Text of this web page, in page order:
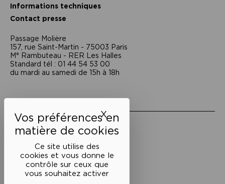
Ce site utilise des
cookies et vous donne le
contrôle sur ceux que
vous souhaitez activer
XMasquer le bandeau des
Informations techniques
Contact presse
Passage Moliėre
157, rue Saint-Martin - 75003 Paris
M° Rambuteau - RER Les Halles
Standard tél : 01 44 54 53 00
du mardi au samedi de 15h à 18h
Mentions légales
Politique de confidentialité
Conditions générales de vente
Cookies